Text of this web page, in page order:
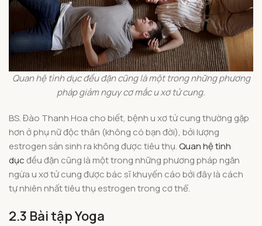
Quan hệ tình dục đều đặn cũng là một trong những phương
pháp giảm nguy cơ mắc u xơ tử cung.
BS. Đào Thanh Hoa cho biết, bệnh u xơ tử cung thường gặp
hơn ở phụ nữ độc thân (không có bạn đời), bởi lượng
estrogen sản sinh ra không được tiêu thụ.Quan hệ tình
dụcđều đặn cũng là một trong những phương pháp ngăn
ngừa u xơ tử cung được bác sĩ khuyến cáo bởi đây là cách
tự nhiên nhất tiêu thụ estrogen trong cơ thể.
2.3 Bài tập Yoga